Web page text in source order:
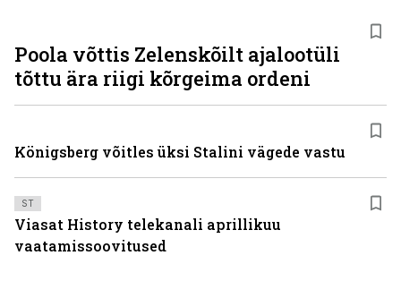
Poola võttis Zelenskõilt ajalootüli
tõttu ära riigi kõrgeima ordeni
Königsberg võitles üksi Stalini vägede vastu
ST
Viasat History telekanali aprillikuu
vaatamissoovitused